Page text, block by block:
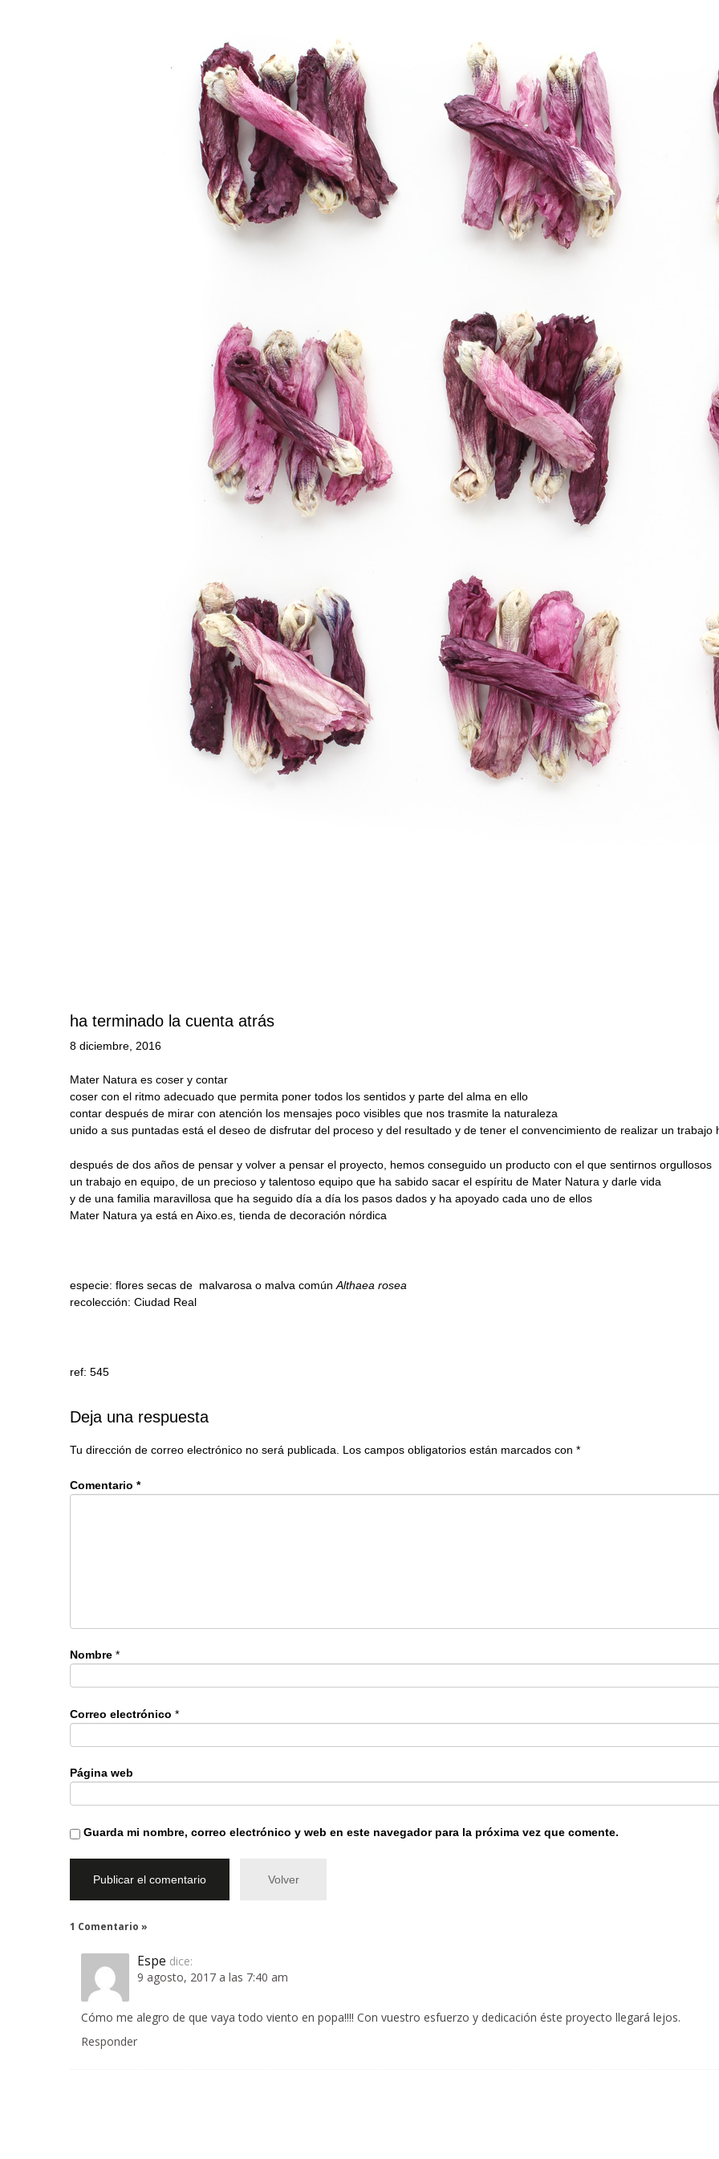
ha terminado la cuenta atrás
8 diciembre, 2016
Mater Natura es coser y contar
coser con el ritmo adecuado que permita poner todos los sentidos y parte del alma en ello
contar después de mirar con atención los mensajes poco visibles que nos trasmite la naturaleza
unido a sus puntadas está el deseo de disfrutar del proceso y del resultado y de tener el convencimiento de realizar un trabajo
después de dos años de pensar y volver a pensar el proyecto, hemos conseguido un producto con el que sentirnos orgullosos
un trabajo en equipo, de un precioso y talentoso equipo que ha sabido sacar el espíritu de Mater Natura y darle vida
y de una familia maravillosa que ha seguido día a día los pasos dados y ha apoyado cada uno de ellos
Mater Natura ya está en Aixo.es, tienda de decoración nórdica
especie: flores secas de malvarosa o malva común Althaea rosea
recolección: Ciudad Real
ref: 545
Deja una respuesta
Tu dirección de correo electrónico no será publicada. Los campos obligatorios están marcados con *
Comentario *
Nombre *
Correo electrónico *
Página web
Guarda mi nombre, correo electrónico y web en este navegador para la próxima vez que comente.
Volver
1 Comentario »
Espe dice:
9 agosto, 2017 a las 7:40 am
Cómo me alegro de que vaya todo viento en popa!!!! Con vuestro esfuerzo y dedicación éste proyecto llegará lejos.
Responder